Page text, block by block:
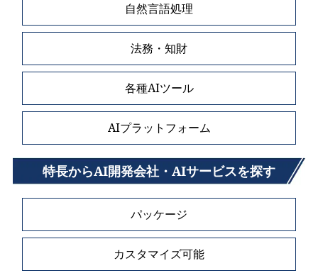
自然言語処理
法務・知財
各種AIツール
AIプラットフォーム
特長からAI開発会社・AIサービスを探す
パッケージ
カスタマイズ可能